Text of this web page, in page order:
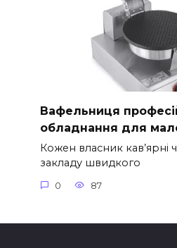
Вафельниця
обладнання для
Кожен власник кав’ярні
закладу швидкого
0 87